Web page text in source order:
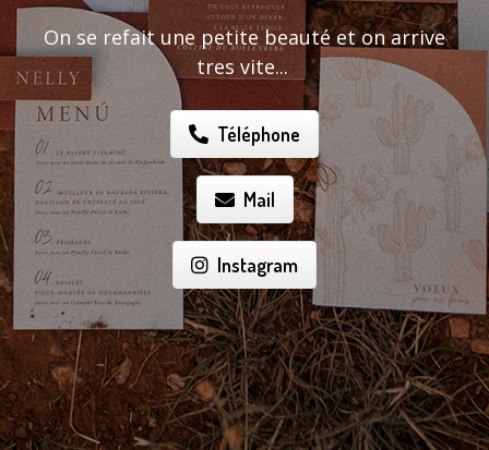
On se refait une petite beauté et on arrive
tres vite...
Téléphone
Mail
Instagram